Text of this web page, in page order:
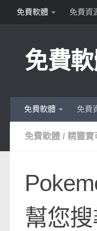
Skip to content
免費軟體 免費資
免費
免費軟體 免費
免費軟體 / 精靈寶
幫您